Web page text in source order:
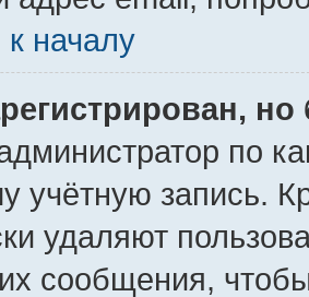
началу
по
учётную запись.
удаляют
сообщения,